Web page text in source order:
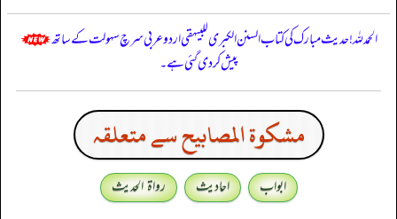
الحمدللہ! حدیث مبارک کی کتاب السنن الكبرى للبيهقي اردو عربی سرچ سہولت کے ساتھ
پیش کر دی گئی ہے۔
مشكوة المصابيح سے متعلقہ
ابواب احادیث
رواۃ الحدیث